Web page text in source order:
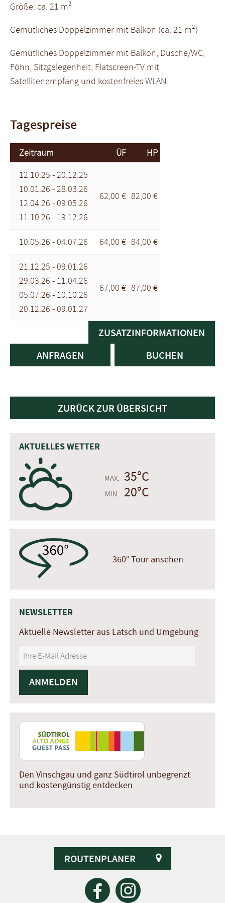
Größe: ca. 21 m²
Gemütliches Doppelzimmer mit Balkon (ca. 21 m²)
Gemütliches Doppelzimmer mit Balkon, Dusche/WC,
Föhn, Sitzgelegenheit, Flatscreen-TV mit
Satellitenempfang und kostenfreies WLAN.
Tagespreise
Zeitraum ÜF
HP
12.10.25 - 20.12.25
10.01.26 - 28.03.26
12.04.26 - 09.05.26
11.10.26 - 19.12.26
62,00 € 82,00 €
10.05.26 - 04.07.26 64,00 € 84,00 €
21.12.25 - 09.01.26
29.03.26 - 11.04.26
05.07.26 - 10.10.26
20.12.26 - 09.01.27
67,00 € 87,00 €
ZUSATZINFORMATIONEN
ANFRAGEN
BUCHEN
ZURÜCK ZUR ÜBERSICHT
AKTUELLES WETTER
H MAX. 35°C
MIN. 20°C
360° Tour ansehen
NEWSLETTER
Aktuelle Newsletter aus Latsch und Umgebung
Den Vinschgau und ganz Südtirol unbegrenzt
und kostengünstig entdecken
ROUTENPLANER